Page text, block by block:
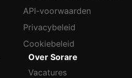
API-voorwaarden
Privacybeleid
Cookiebeleid
Over Sorare
Vacatures